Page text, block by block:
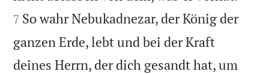
7 So wahr Nebukadnezar, der König der
ganzen Erde, lebt und bei der Kraft
deines Herrn, der dich gesandt hat, um